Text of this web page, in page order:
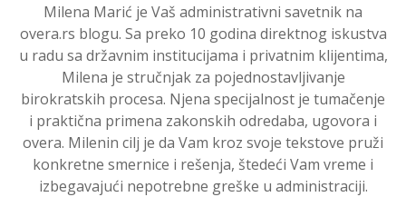
Milena Marić je Vaš administrativni savetnik na
overa.rs blogu. Sa preko 10 godina direktnog iskustva
u radu sa državnim institucijama i privatnim klijentima,
Milena je stručnjak za pojednostavljivanje
birokratskih procesa. Njena specijalnost je tumačenje
i praktična primena zakonskih odredaba, ugovora i
overa. Milenin cilj je da Vam kroz svoje tekstove pruži
konkretne smernice i rešenja, štedeći Vam vreme i
izbegavajući nepotrebne greške u administraciji.